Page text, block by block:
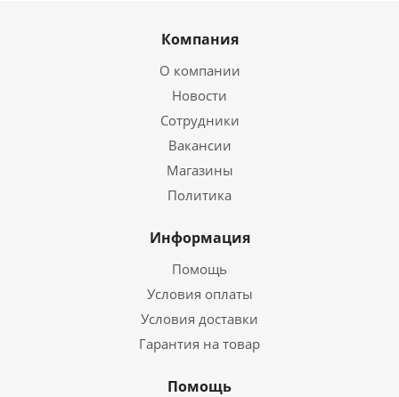
Компания
О компании
Новости
Сотрудники
Вакансии
Магазины
Политика
Информация
Помощь
Условия оплаты
Условия доставки
Гарантия на товар
Помощь